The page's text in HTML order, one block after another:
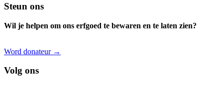
Footer
Steun ons
Wil je helpen om ons erfgoed te bewaren en te laten zien?
Word donateur →
Volg ons